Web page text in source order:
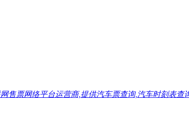
票网络平台运营商,提供汽车票查询,汽车时刻表查